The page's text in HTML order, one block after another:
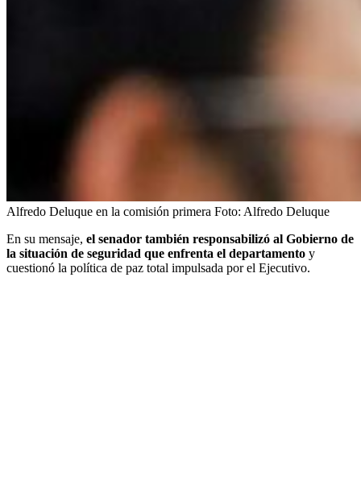
Alfredo Deluque en la comisión primera Foto: Alfredo Deluque
En su mensaje, el senador también responsabilizó al Gobierno de
la situación de seguridad que enfrenta el departamento y
cuestionó la política de paz total impulsada por el Ejecutivo.